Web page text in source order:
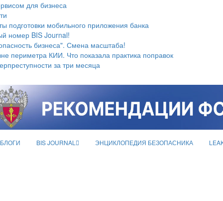
для бизнеса
подготовки мобильного приложения банка
номер BIS Journal!
бизнеса". Смена масштаба!
периметра КИИ. Что показала практика поправок
за три месяца
БЛОГИ BIS JOURNAL ЭНЦИКЛОПЕДИЯ БЕЗОПАСНИКА